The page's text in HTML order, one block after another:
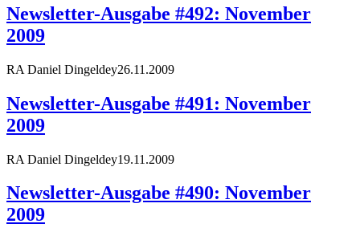
Newsletter-Ausgabe #492: November
2009
RA Daniel Dingeldey26.11.2009
Newsletter-Ausgabe #491: November
2009
RA Daniel Dingeldey19.11.2009
Newsletter-Ausgabe #490: November
2009